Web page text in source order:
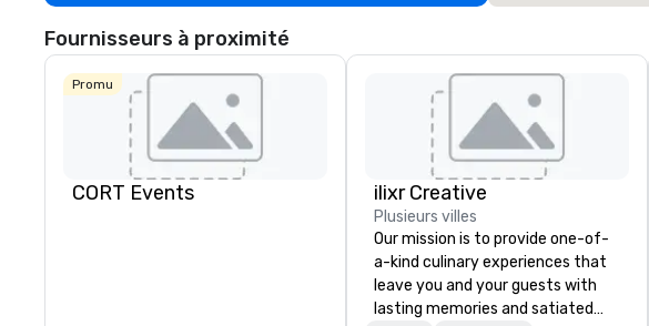
Fournisseurs à proximité
Promu
CORT Events ilixr Creative
Plusieurs villes
Our mission is to provide one-of-
a-kind culinary experiences that
leave you and your guests with
lasting memories and satiated